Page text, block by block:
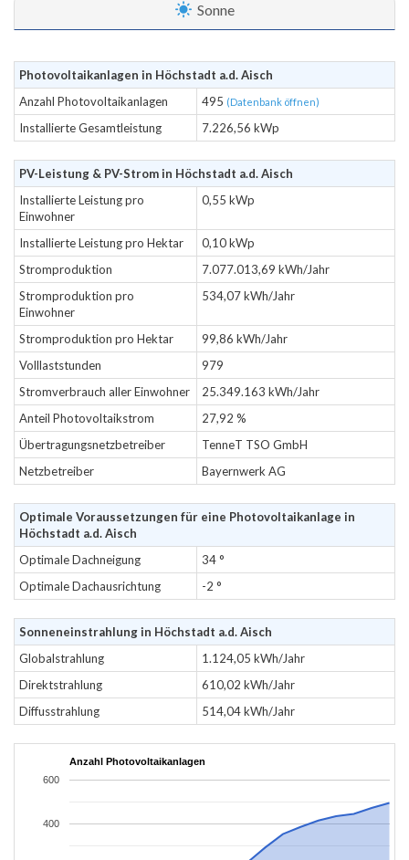
Sonne
Photovoltaikanlagen in Höchstadt a.d. Aisch
Anzahl Photovoltaikanlagen
495 (Datenbank öffnen)
Installierte Gesamtleistung 7.226,56 kWp
PV-Leistung & PV-Strom in Höchstadt a.d. Aisch
Installierte Leistung pro
Einwohner
0,55 kWp
Installierte Leistung pro Hektar
0,10 kWp
Stromproduktion
7.077.013,69 kWh/Jahr
Stromproduktion pro
Einwohner
534,07 kWh/Jahr
Stromproduktion pro Hektar
99,86 kWh/Jahr
Volllaststunden
979
Stromverbrauch aller Einwohner
25.349.163 kWh/Jahr
Anteil Photovoltaikstrom
27,92 %
Übertragungsnetzbetreiber
TenneT TSO GmbH
Netzbetreiber
Bayernwerk AG
Optimale Voraussetzungen für eine Photovoltaikanlage in
Höchstadt a.d. Aisch
Optimale Dachneigung
34 °
Optimale Dachausrichtung
-2 °
Sonneneinstrahlung in Höchstadt a.d. Aisch
Globalstrahlung
1.124,05 kWh/Jahr
Direktstrahlung
610,02 kWh/Jahr
Diffusstrahlung
514,04 kWh/Jahr
Anzahl Photovoltaikanlagen
400
600